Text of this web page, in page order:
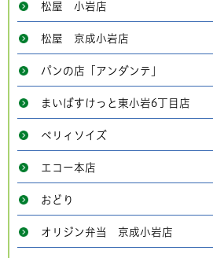
松屋 小岩店
松屋 京成小岩店
パンの店「アンダンテ」
まいばすけっと東小岩6丁目店
ベリィソイズ
エコー本店
おどり
オリジン弁当 京成小岩店